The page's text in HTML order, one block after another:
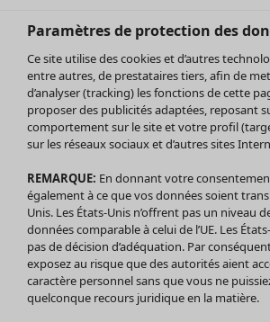
Soldes Vêtements
Tous les vêtements
Robes
Tuniques
Blouses
Tops
Gilets
Pantalon
Jupes
Paramètres de protection des
Ce site utilise des cookies et d’autres
entre autres, de prestataires tiers, afin de
d’analyser (tracking) les fonctions de cette
proposer des publicités adaptées, reposant
comportement sur le site et votre profil
sur les réseaux sociaux et d’autres sites
REMARQUE: En donnant votre
également à ce que vos données soient
Unis. Les États-Unis n’offrent pas un niveau
données comparable à celui de l’UE. Les
pas de décision d’adéquation. Par
exposez au risque que des autorités aient
caractère personnel sans que vous ne
quelconque recours juridique en la matière.